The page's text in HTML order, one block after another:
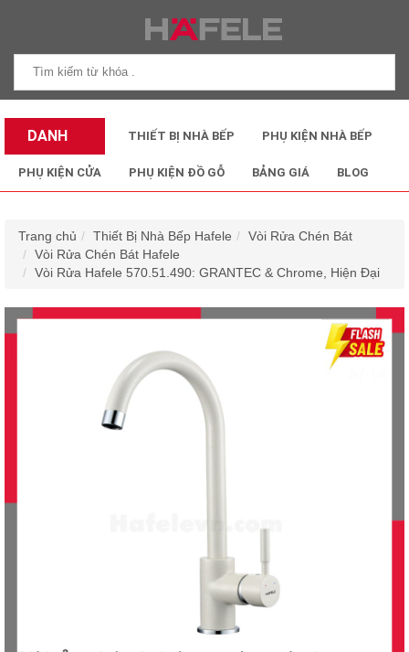
DANH
MỤC SẢN
THIẾT BỊ NHÀ BẾP PHỤ KIỆN NHÀ BẾP
PHỤ KIỆN CỬA PHỤ KIỆN ĐỒ GỖ BẢNG GIÁ BLOG
Trang chủ Thiết Bị Nhà Bếp Hafele
Vòi Rửa Chén Bát
Vòi Rửa Chén Bát Hafele
Vòi Rửa Hafele 570.51.490: GRANTEC & Chrome, Hiện Đại